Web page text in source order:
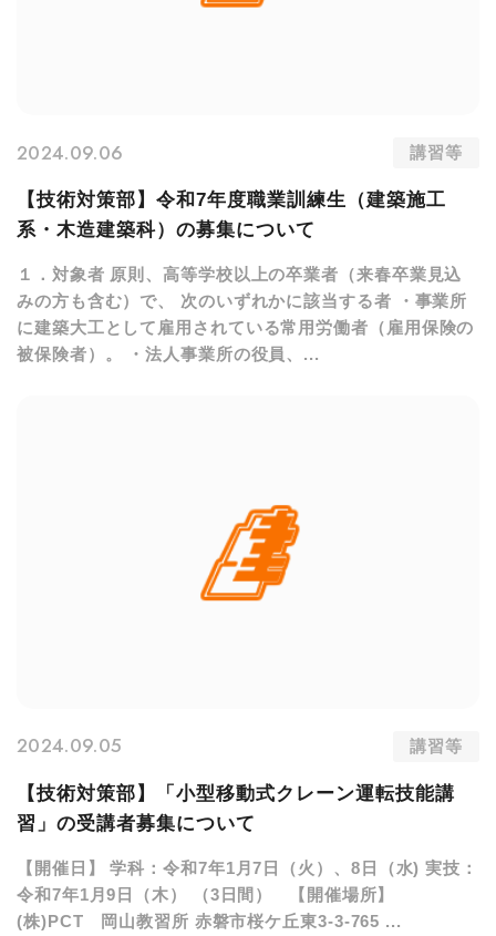
2024.09.06 講習等
【技術対策部】令和7年度職業訓練生（建築施工
系・木造建築科）の募集について
１．対象者 原則、高等学校以上の卒業者（来春卒業見込
みの方も含む）で、 次のいずれかに該当する者 ・事業所
に建築大工として雇用されている常用労働者（雇用保険の
被保険者）。 ・法人事業所の役員、...
2024.09.05 講習等
【技術対策部】「小型移動式クレーン運転技能講
習」の受講者募集について
【開催日】 学科：令和7年1月7日（火）、8日（水) 実技：
令和7年1月9日（木） （3日間） 【開催場所】
(株)PCT 岡山教習所 赤磐市桜ケ丘東3-3-765 ...